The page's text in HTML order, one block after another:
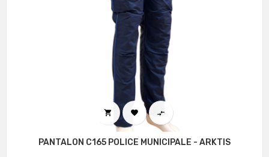
  
PANTALON C165 POLICE MUNICIPALE - ARKTIS